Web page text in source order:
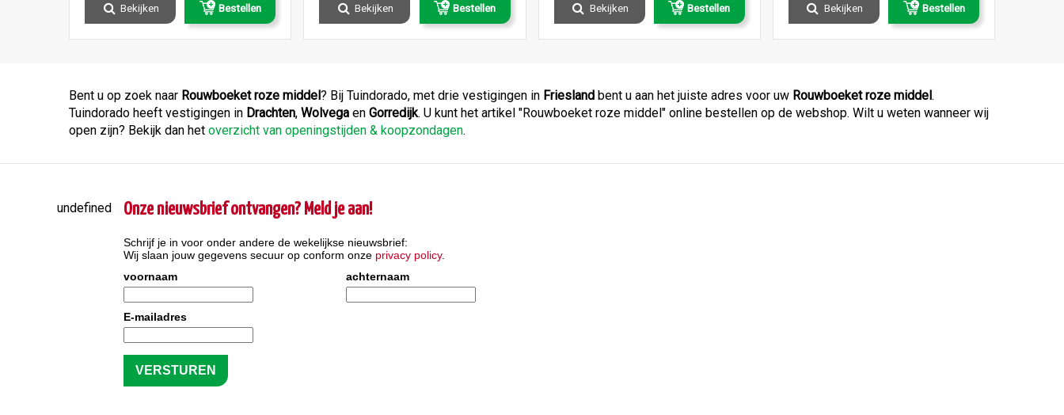
Bekijken Bestellen Bekijken Bestellen Bekijken Bestellen Bekijken Bestellen
Bent u op zoek naar Rouwboeket roze middel? Bij Tuindorado, met drie vestigingen in Friesland bent u aan het juiste adres voor uw Rouwboeket roze middel.
Tuindorado heeft vestigingen in Drachten, Wolvega en Gorredijk. U kunt het artikel "Rouwboeket roze middel" online bestellen op de webshop. Wilt u weten wanneer wij
open zijn? Bekijk dan het overzicht van openingstijden & koopzondagen.
undefined Onze nieuwsbrief ontvangen? Meld je aan!
Schrijf je in voor onder andere de wekelijkse nieuwsbrief:
Wij slaan jouw gegevens secuur op conform onze privacy policy.
voornaam
achternaam
E-mailadres